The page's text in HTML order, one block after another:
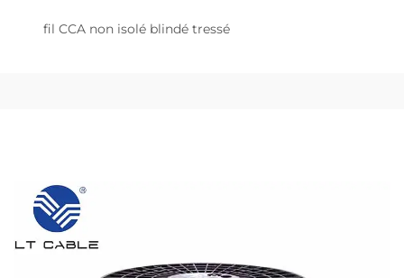
fil CCA non isolé blindé tressé